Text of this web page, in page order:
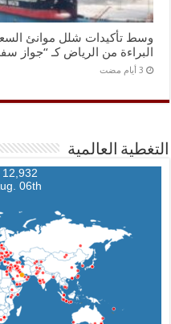
وسط تأكيدات شلل موانئ
البراءة من الرياض كـ “جواز
التغطية العالمية
12,932 Pageviews
06th